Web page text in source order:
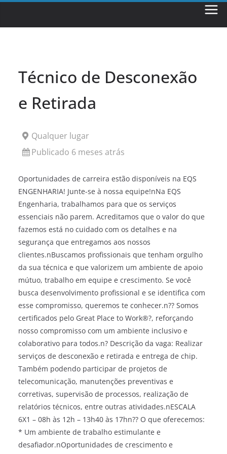
Técnico de Desconexão
e Retirada
Qualquer lugar
Publicado 6 meses atrás
Oportunidades de carreira estão disponíveis na EQS
ENGENHARIA! Junte-se à nossa equipe!nNa EQS
Engenharia, trabalhamos para que os serviços
essenciais não parem. Acreditamos que o valor do que
fazemos está no cuidado com os detalhes e na
segurança que entregamos aos nossos
clientes.nBuscamos profissionais que tenham orgulho
da sua técnica e que valorizem um ambiente de apoio
mútuo, trabalho em equipe e crescimento. Se você
busca desenvolvimento profissional e se identifica com
esse compromisso, queremos te conhecer.n?? Somos
certificados pelo Great Place to Work®?, reforçando
nosso compromisso com um ambiente inclusivo e
colaborativo para todos.n? Descrição da vaga: Realizar
serviços de desconexão e retirada e entrega de chip.
Também podendo participar de projetos de
telecomunicação, manutenções preventivas e
corretivas, supervisão de processos, realização de
relatórios técnicos, entre outras atividades.nESCALA
6X1 – 08h às 12h – 13h40 às 17hn?? O que oferecemos:
* Um ambiente de trabalho estimulante e
desafiador.nOportunidades de crescimento e